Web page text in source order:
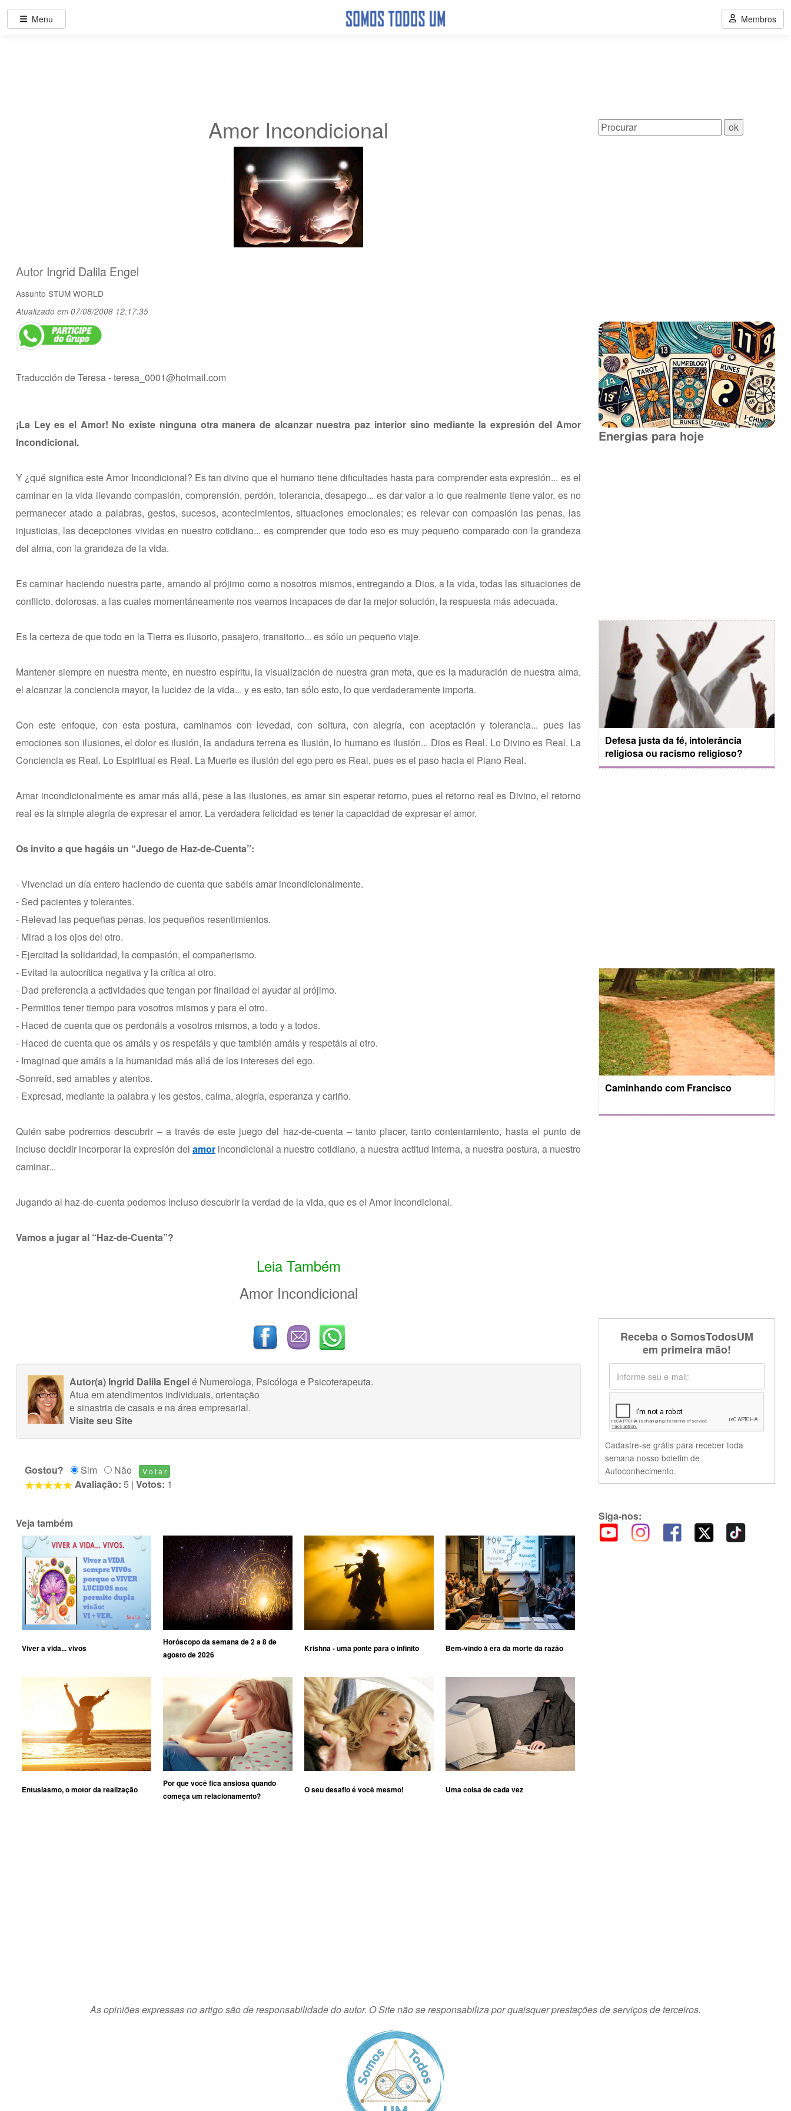
Amor Incondicional
Autor Ingrid Dalila Engel
Assunto STUM WORLD
Atualizado em 07/08/2008 12:17:35
Traducción de Teresa -teresa_0001@hotmail.com
¡La Ley es el Amor! No existe ninguna otra manera de alcanzar nuestra paz interior sino mediante la expresión del Amor
Incondicional.
Y ¿qué significa este Amor Incondicional? Es tan divino que el humano tiene dificultades hasta para comprender esta expresión... es el
caminar en la vida llevando compasión, comprensión, perdón, tolerancia, desapego... es dar valor a lo que realmente tiene valor, es no
permanecer atado a palabras, gestos, sucesos, acontecimientos, situaciones emocionales; es relevar con compasión las penas, las
injusticias, las decepciones vividas en nuestro cotidiano... es comprender que todo eso es muy pequeño comparado con la grandeza
del alma, con la grandeza de la vida.
Es caminar haciendo nuestra parte, amando al prójimo como a nosotros mismos, entregando a Dios, a la vida, todas las situaciones de
conflicto, dolorosas, a las cuales momentáneamente nos veamos incapaces de dar la mejor solución, la respuesta más adecuada.
Es la certeza de que todo en la Tierra es ilusorio, pasajero, transitorio... es sólo un pequeño viaje.
Mantener siempre en nuestra mente, en nuestro espíritu, la visualización de nuestra gran meta, que es la maduración de nuestra alma,
el alcanzar la conciencia mayor, la lucidez de la vida... y es esto, tan sólo esto, lo que verdaderamente importa.
Con este enfoque, con esta postura, caminamos con levedad, con soltura, con alegría, con aceptación y tolerancia... pues las
emociones son ilusiones, el dolor es ilusión, la andadura terrena es ilusión, lo humano es ilusión... Dios es Real. Lo Divino es Real. La
Conciencia es Real. Lo Espiritual es Real. La Muerte es ilusión del ego pero es Real, pues es el paso hacia el Plano Real.
Amar incondicionalmente es amar más allá, pese a las ilusiones, es amar sin esperar retorno, pues el retorno real es Divino, el retorno
real es la simple alegría de expresar el amor. La verdadera felicidad es tener la capacidad de expresar el amor.
Os invito a que hagáis un “Juego de Haz-de-Cuenta”:
- Vivenciad un día entero haciendo de cuenta que sabéis amar incondicionalmente.
- Sed pacientes y tolerantes.
- Relevad las pequeñas penas, los pequeños resentimientos.
- Mirad a los ojos del otro.
- Ejercitad la solidaridad, la compasión, el compañerismo.
- Evitad la autocrítica negativa y la crítica al otro.
- Dad preferencia a actividades que tengan por finalidad el ayudar al prójimo.
- Permitios tener tiempo para vosotros mismos y para el otro.
- Haced de cuenta que os perdonáis a vosotros mismos, a todo y a todos.
- Haced de cuenta que os amáis y os respetáis y que también amáis y respetáis al otro.
- Imaginad que amáis a la humanidad más allá de los intereses del ego.
-Sonreíd, sed amables y atentos.
- Expresad, mediante la palabra y los gestos, calma, alegría, esperanza y cariño.
Quién sabe podremos descubrir – a través de este juego del haz-de-cuenta – tanto placer, tanto contentamiento, hasta el punto de
incluso decidir incorporar la expresión del amor incondicional a nuestro cotidiano, a nuestra actitud interna, a nuestra postura, a nuestro
caminar...
Jugando al haz-de-cuenta podemos incluso descubrir la verdad de la vida, que es el Amor Incondicional.
Vamos a jugar al “Haz-de-Cuenta”?
Leia Também
Amor Incondicional
Autor(a) Ingrid Dalila Engelé Numerologa, Psicóloga e Psicoterapeuta.
Atua em atendimentos individuais, orientação
e sinastria de casais e na área empresarial.
Visite seu Site
Gostou? Sim
Não
Avaliação: 5 | Votos: 1
Veja também
Viver a vida... vivos
Horóscopo da semana de 2 a 8 de
agosto de 2026
Krishna - uma ponte para o infinito Bem-vindo à era da morte da razão
Entusiasmo, o motor da realização
Por que você fica ansiosa quando
começa um relacionamento?
O seu desafio é você mesmo! Uma coisa de cada vez
Energias para hoje
Defesa justa da fé, intolerância
religiosa ou racismo religioso?
Caminhando com Francisco
Receba o SomosTodosUM
em primeira mão!
Cadastre-se grátis para receber toda
semana nosso boletim de
Autoconhecimento.
Siga-nos:
As opiniões expressas no artigo são de responsabilidade do autor. O Site não se responsabiliza por quaisquer prestações de serviços de terceiros.
Menu Membros